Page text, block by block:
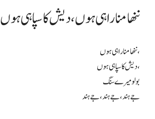
ننھا منا راہی ہوں، دیش کا سپاہی ہوں
ننھا منا راہی ہوں،
دیش کا سپاہی ہوں،
بولو میرے سنگ
جے ہند، جے ہند، جے ہند